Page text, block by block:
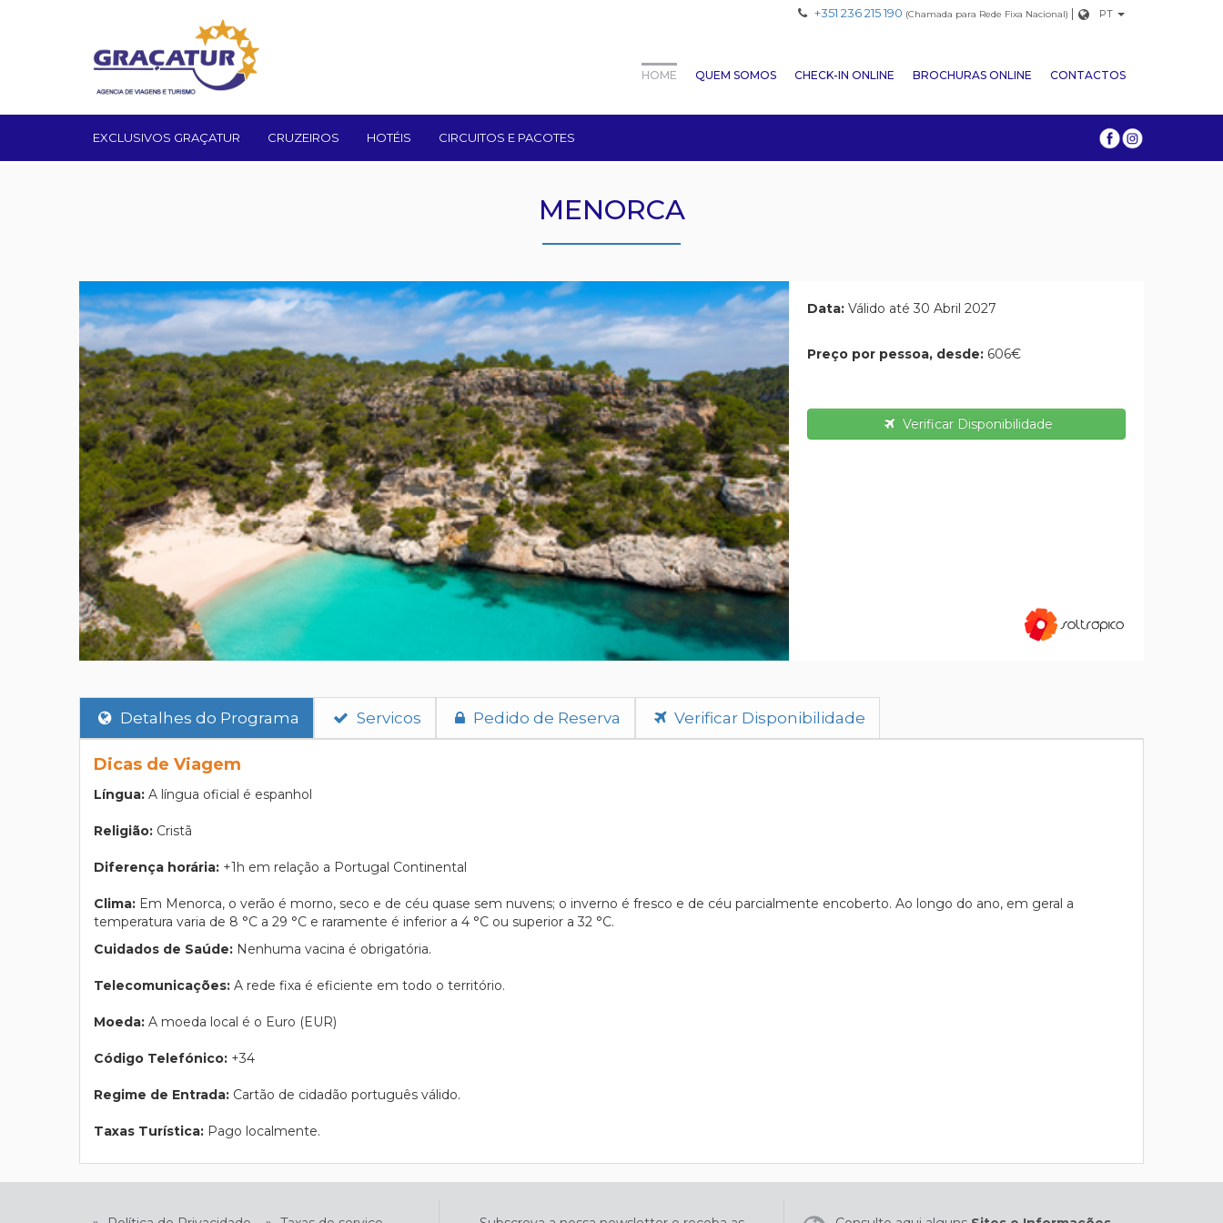
+351 236 215 190 (Chamada para Rede Fixa Nacional) | PT
HOME QUEM SOMOS CHECK-IN ONLINE BROCHURAS ONLINE CONTACTOS
EXCLUSIVOS GRAÇATUR CRUZEIROS HOTÉIS CIRCUITOS E PACOTES
MENORCA
Data: Válido até 30 Abril 2027
Preço por pessoa, desde: 606€
Verificar Disponibilidade
Detalhes do Programa Servicos Pedido de Reserva Verificar Disponibilidade
Dicas de Viagem
Língua: A língua oficial é espanhol
Religião: Cristã
Diferença horária: +1h em relação a Portugal Continental
Clima: Em Menorca, o verão é morno, seco e de céu quase sem nuvens; o inverno é fresco e de céu parcialmente encoberto. Ao longo do ano, em geral a
temperatura varia de 8 °C a 29 °C e raramente é inferior a 4 °C ou superior a 32 °C.
Cuidados de Saúde: Nenhuma vacina é obrigatória.
Telecomunicações: A rede fixa é eficiente em todo o território.
Moeda: A moeda local é o Euro (EUR)
Código Telefónico: +34
Regime de Entrada: Cartão de cidadão português válido.
Taxas Turística: Pago localmente.